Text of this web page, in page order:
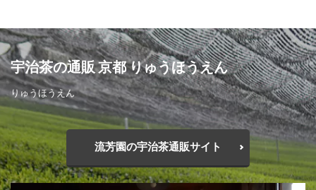
宇治茶の通販 京都 りゅうほうえん
りゅうほうえん
流芳園の宇治茶通販サイト